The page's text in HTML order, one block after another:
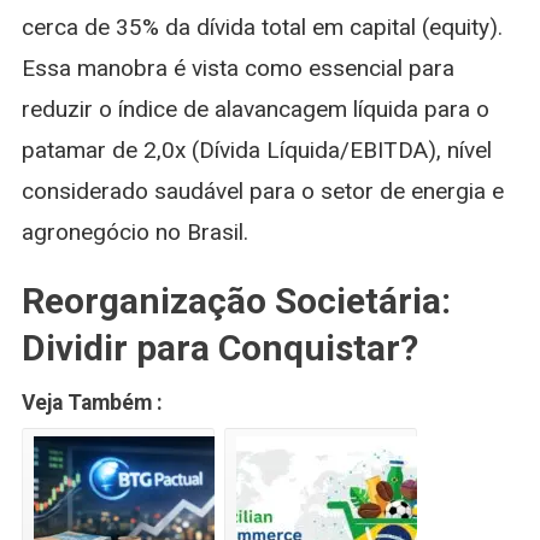
cerca de 35% da dívida total em capital (equity).
Essa manobra é vista como essencial para
reduzir o índice de alavancagem líquida para o
patamar de 2,0x (Dívida Líquida/EBITDA), nível
considerado saudável para o setor de energia e
agronegócio no Brasil.
Reorganização Societária:
Dividir para Conquistar?
Veja Também :